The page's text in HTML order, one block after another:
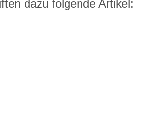
dazu folgende Artikel: